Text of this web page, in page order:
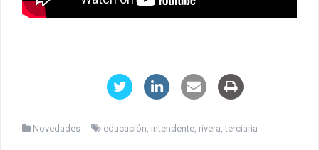
Novedades educación intendente rivera ,terciaria